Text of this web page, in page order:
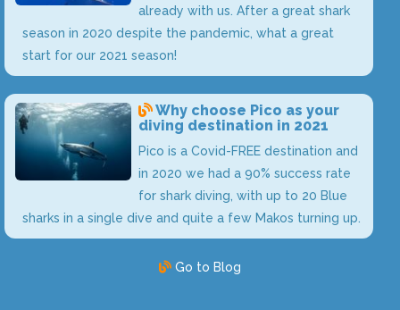
already with us. After a great shark
season in 2020 despite the pandemic, what a great
start for our 2021 season!
Why choose Pico as your
diving destination in 2021
Pico is a Covid-FREE destination and
in 2020 we had a 90% success rate
for shark diving, with up to 20 Blue
sharks in a single dive and quite a few Makos turning up.
Go to Blog